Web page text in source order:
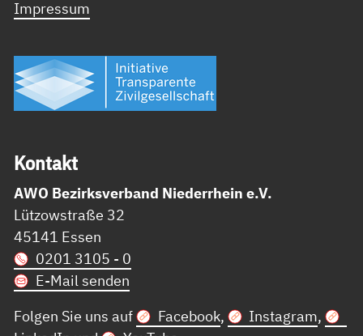
Impressum
Kon­takt
AWO Bezirksverband Niederrhein e.V.
Lützowstraße 32
45141 Essen
0201 3105 - 0
E-Mail senden
Folgen Sie uns auf
Facebook, Instagram,